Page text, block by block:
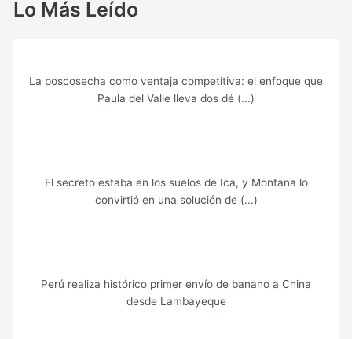
Lo Más Leído
La poscosecha como ventaja competitiva: el enfoque que
Paula del Valle lleva dos dé (...)
El secreto estaba en los suelos de Ica, y Montana lo
convirtió en una solución de (...)
Perú realiza histórico primer envío de banano a China
desde Lambayeque